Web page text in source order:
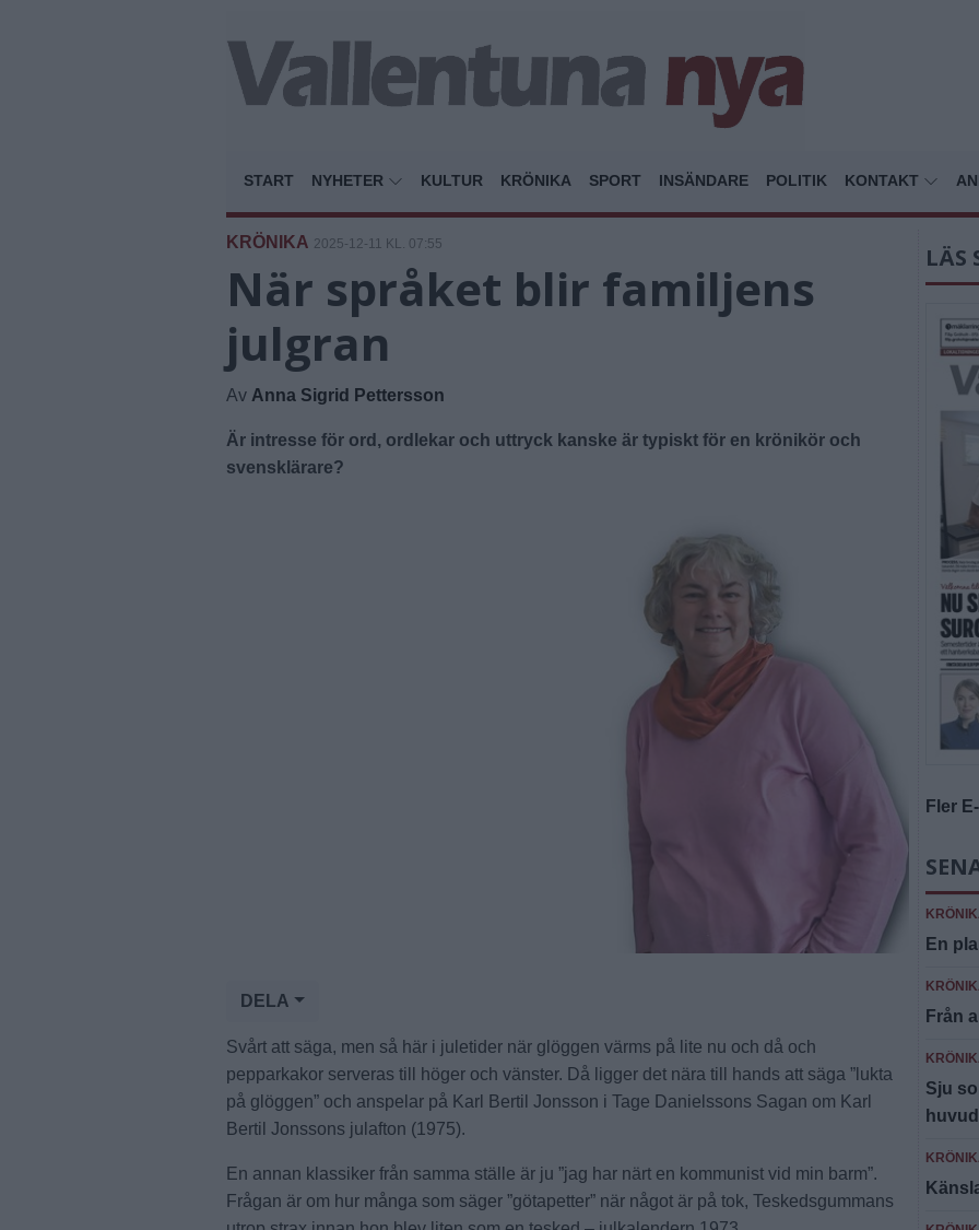
START NYHETER KULTUR KRÖNIKA SPORT INSÄNDARE POLITIK KONTAKT
KRÖNIKA 2025-12-11 KL. 07:55
När språket blir familjens
julgran
Av Anna Sigrid Pettersson
Är intresse för ord, ordlekar och uttryck kanske är typiskt för en krönikör och
svensklärare?
DELA
Svårt att säga, men så här i juletider när glöggen värms på lite nu och då och
pepparkakor serveras till höger och vänster. Då ligger det nära till hands att säga ”lukta
på glöggen” och anspelar på Karl Bertil Jonsson i Tage Danielssons Sagan om Karl
Bertil Jonssons julafton (1975).
En annan klassiker från samma ställe är ju ”jag har närt en kommunist vid min barm”.
Frågan är om hur många som säger ”götapetter” när något är på tok, Teskedsgummans
LÄS
Fler
En
Från
Sju